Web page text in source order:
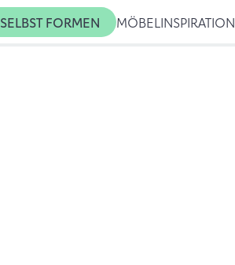
SELBST FORMEN MÖBEL INSPIRATION